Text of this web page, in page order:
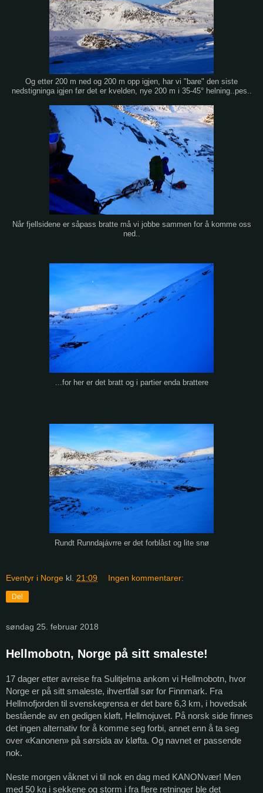
Og etter 200 m ned og 200 m opp igjen, har vi "bare" den siste
nedstigninga igjen før det er kvelden, nye 200 m i 35-45° helning..pes..
Når fjellsidene er såpass bratte må vi jobbe sammen for å komme oss
ned..
...for her er det bratt og i partier enda brattere
Rundt Runndajávrre er det forblåst og lite snø
Eventyr i Norge kl. 21:09 Ingen kommentarer:
Del
søndag 25. februar 2018
Hellmobotn, Norge på sitt smaleste!
17 dager etter avreise fra Sulitjelma ankom vi Hellmobotn, hvor
Norge er på sitt smaleste, ihvertfall sør for Finnmark. Fra
Hellmofjorden til svenskegrensa er det bare 6,3 km, i hovedsak
bestående av en gedigen kløft, Hellmojuvet. På norsk side finnes
det ingen alternativ for å komme seg forbi, annet enn å ta seg
over «Kanonen» på sørsida av kløfta. Og navnet er passende
nok.
Neste morgen våknet vi til nok en dag med KANONvær! Men
med 50 kg i sekkene og storm i fra flere retninger ble det